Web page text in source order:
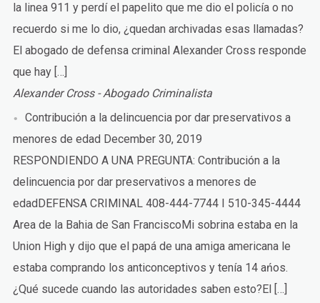
la linea 911 y perdí el papelito que me dio el policía o no
recuerdo si me lo dio, ¿quedan archivadas esas llamadas?
El abogado de defensa criminal Alexander Cross responde
que hay […]
Alexander Cross - Abogado Criminalista
Contribución a la delincuencia por dar preservativos a
menores de edad December 30, 2019
RESPONDIENDO A UNA PREGUNTA: Contribución a la
delincuencia por dar preservativos a menores de
edadDEFENSA CRIMINAL 408-444-7744 I 510-345-4444
Area de la Bahia de San FranciscoMi sobrina estaba en la
Union High y dijo que el papá de una amiga americana le
estaba comprando los anticonceptivos y tenía 14 ańos.
¿Qué sucede cuando las autoridades saben esto?El […]